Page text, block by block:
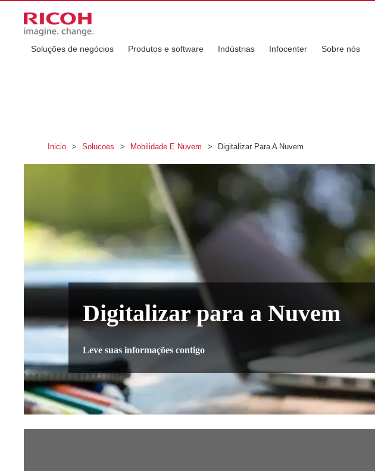
Soluções de negócios Produtos e software Indústrias Infocenter Sobre nós
Inicio > Solucoes > Mobilidade E Nuvem > Digitalizar Para A Nuvem
Digitalizar para a Nuvem
Leve suas informações contigo